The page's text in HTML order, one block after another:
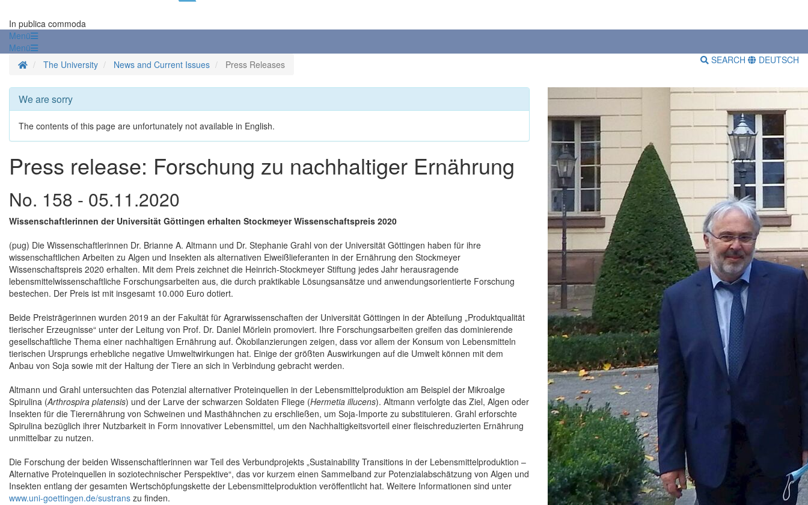
In publica commoda
Menü
Menü
Homepage
The University News and Current Issues Press Releases SEARCH DEUTSCH
We are sorry
The contents of this page are unfortunately not available in English.
Press release: Forschung zu nachhaltiger Ernährung
No. 158 - 05.11.2020
Wissenschaftlerinnen der Universität Göttingen erhalten Stockmeyer Wissenschaftspreis 2020
(pug) Die Wissenschaftlerinnen Dr. Brianne A. Altmann und Dr. Stephanie Grahl von der Universität Göttingen haben für ihre
wissenschaftlichen Arbeiten zu Algen und Insekten als alternativen Eiweißlieferanten in der Ernährung den Stockmeyer
Wissenschaftspreis 2020 erhalten. Mit dem Preis zeichnet die Heinrich-Stockmeyer Stiftung jedes Jahr herausragende
lebensmittelwissenschaftliche Forschungsarbeiten aus, die durch praktikable Lösungsansätze und anwendungsorientierte Forschung
bestechen. Der Preis ist mit insgesamt 10.000 Euro dotiert.
Beide Preisträgerinnen wurden 2019 an der Fakultät für Agrarwissenschaften der Universität Göttingen in der Abteilung „Produktqualität
tierischer Erzeugnisse“ unter der Leitung von Prof. Dr. Daniel Mörlein promoviert. Ihre Forschungsarbeiten greifen das dominierende
gesellschaftliche Thema einer nachhaltigen Ernährung auf. Ökobilanzierungen zeigen, dass vor allem der Konsum von Lebensmitteln
tierischen Ursprungs erhebliche negative Umweltwirkungen hat. Einige der größten Auswirkungen auf die Umwelt können mit dem
Anbau von Soja sowie mit der Haltung der Tiere an sich in Verbindung gebracht werden.
Altmann und Grahl untersuchten das Potenzial alternativer Proteinquellen in der Lebensmittelproduktion am Beispiel der Mikroalge
Spirulina (Arthrospira platensis) und der Larve der schwarzen Soldaten Fliege (Hermetia illucens). Altmann verfolgte das Ziel, Algen oder
Insekten für die Tierernährung von Schweinen und Masthähnchen zu erschließen, um Soja-Importe zu substituieren. Grahl erforschte
Spirulina bezüglich ihrer Nutzbarkeit in Form innovativer Lebensmittel, um den Nachhaltigkeitsvorteil einer fleischreduzierten Ernährung
unmittelbar zu nutzen.
Die Forschung der beiden Wissenschaftlerinnen war Teil des Verbundprojekts „Sustainability Transitions in der Lebensmittelproduktion –
Alternative Proteinquellen in soziotechnischer Perspektive“, das vor kurzem einen Sammelband zur Potenzialabschätzung von Algen und
Insekten entlang der gesamten Wertschöpfungskette der Lebensmittelproduktion veröffentlicht hat. Weitere Informationen sind unter
www.uni-goettingen.de/sustrans zu finden.